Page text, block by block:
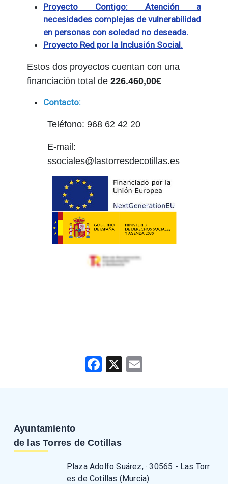
Proyecto Contigo: Atención a
necesidades complejas de vulnerabilidad
en personas con soledad no deseada.
Proyecto Red por la Inclusión Social.
Estos dos proyectos cuentan con una
financiación total de 226.460,00€
Contacto:
Teléfono: 968 62 42 20
E-mail:
ssociales@lastorresdecotillas.es
Facebook
X
Ayuntamiento
de las Torres de Cotillas
Plaza Adolfo Suárez, · 30565 - Las Torr
es de Cotillas (Murcia)